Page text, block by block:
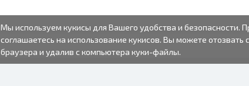
Мы используем кукисы для Вашего удобства и безопасности.
соглашаетесь на использование кукисов. Вы можете
браузера и удалив с компьютера куки-файлы.